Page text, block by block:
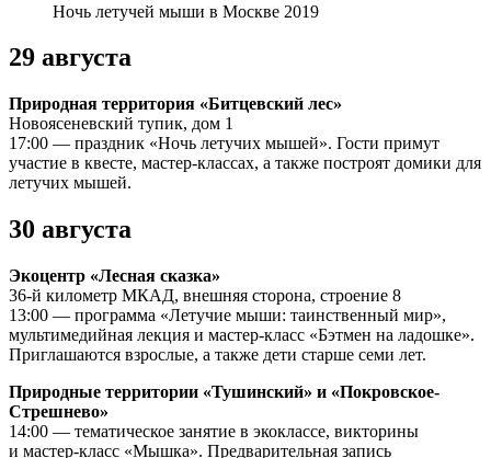
Ночь летучей мыши в Москве 2019
29 августа
Природная территория «Битцевский лес»
Новоясеневский тупик, дом 1
17:00 — праздник «Ночь летучих мышей». Гости примут
участие в квесте, мастер-классах, а также построят домики для
летучих мышей.
30 августа
Экоцентр «Лесная сказка»
36-й километр МКАД, внешняя сторона, строение 8
13:00 — программа «Летучие мыши: таинственный мир»,
мультимедийная лекция и мастер-класс «Бэтмен на ладошке».
Приглашаются взрослые, а также дети старше семи лет.
Природные территории «Тушинский» и «Покровское-
Стрешнево»
14:00 — тематическое занятие в экоклассе, викторины
и мастер-класс «Мышка». Предварительная запись